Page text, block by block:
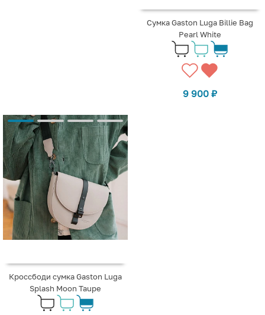
Сумка Gaston Luga Billie Bag
Pearl White
9 900 ₽
Кроссбоди сумка Gaston Luga
Splash Moon Taupe